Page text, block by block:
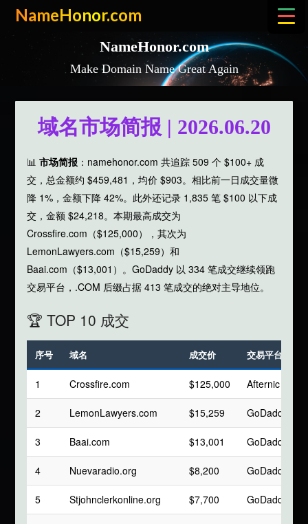
Skip
content
NameHonor.com
NameHonor.com
Make Domain Name Great Again
域名市场简报 | 2026.06.20
📊 市场简报：namehonor.com 共追踪 509 个 $100+ 成
交，总金额约 $459,481，均价 $903。相比前一日成交量微
降 1%，金额下降 42%。此外还记录 1,835 笔 $100 以下成
交，金额 $24,218。本期最高成交为
Crossfire.com（$125,000），其次为
LemonLawyers.com（$15,259）和
Baai.com（$13,001）。GoDaddy 以 334 笔成交继续领跑
交易平台，.COM 后缀占据 413 笔成交的绝对主导地位。
🏆 TOP 10 成交
序号 域名 成交价 交易平台
1 Crossfire.com $125,000 Afternic
2 LemonLawyers.com $15,259 GoDaddy
3 Baai.com $13,001 GoDaddy
4 Nuevaradio.org $8,200 GoDaddy
5 Stjohnclerkonline.org $7,700 GoDaddy